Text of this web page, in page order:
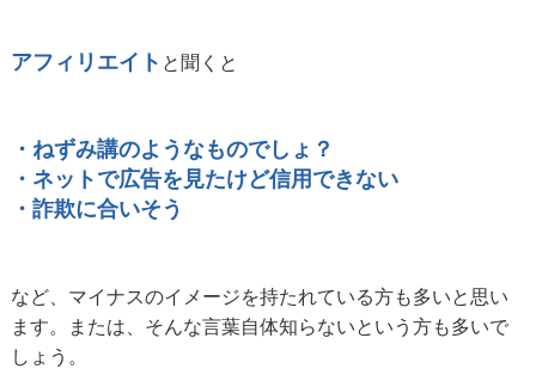
アフィリエイト と聞くと
・ねずみ講のようなものでしょ？
・ネットで広告を見たけど信用できない
・詐欺に合いそう
など、マイナスのイメージを持たれている方も多いと思い
ます。または、そんな言葉自体知らないという方も多いで
しょう。